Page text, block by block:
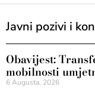
Javni pozivi i
Obavijest:
mobilnosti
6 Augusta, 2026